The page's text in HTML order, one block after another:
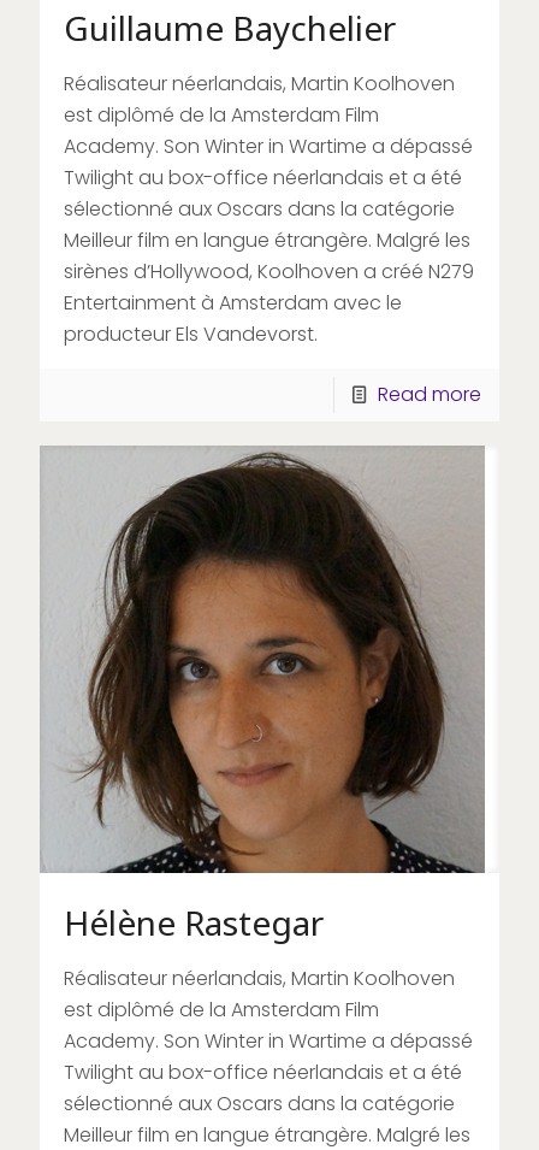
Guillaume Baychelier
Réalisateur néerlandais, Martin Koolhoven
est diplômé de la Amsterdam Film
Academy. Son Winter in Wartime a dépassé
Twilight au box-office néerlandais et a été
sélectionné aux Oscars dans la catégorie
Meilleur film en langue étrangère. Malgré les
sirènes d’Hollywood, Koolhoven a créé N279
Entertainment à Amsterdam avec le
producteur Els Vandevorst.
Read more
Hélène Rastegar
Réalisateur néerlandais, Martin Koolhoven
est diplômé de la Amsterdam Film
Academy. Son Winter in Wartime a dépassé
Twilight au box-office néerlandais et a été
sélectionné aux Oscars dans la catégorie
Meilleur film en langue étrangère. Malgré les